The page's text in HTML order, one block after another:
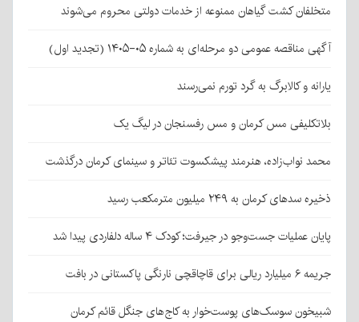
متخلفان کشت گیاهان ممنوعه از خدمات دولتی محروم می‌شوند
آگهی مناقصه عمومی دو مرحله‌ای به شماره ۰۵-۱۴۰۵ (تجدید اول)
یارانه و کالابرگ به گرد تورم نمی‌رسند
بلاتکلیفی مس کرمان و مس رفسنجان در لیگ یک
محمد نواب‌زاده، هنرمند پیشکسوت تئاتر و سینمای کرمان درگذشت
ذخیره سدهای کرمان به ۲۴۹ میلیون مترمکعب رسید
پایان عملیات جست‌وجو در جیرفت؛ کودک ۴ ساله دلفاردی پیدا شد
جریمه ۶ میلیارد ریالی برای قاچاقچی نارنگی پاکستانی در بافت
شبیخون سوسک‌های پوست‌خوار به کاج‌های جنگل قائم کرمان